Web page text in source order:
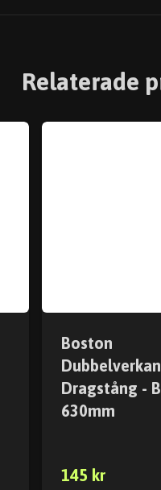
Relaterade
Boston
Dragstång -
630mm
145 kr